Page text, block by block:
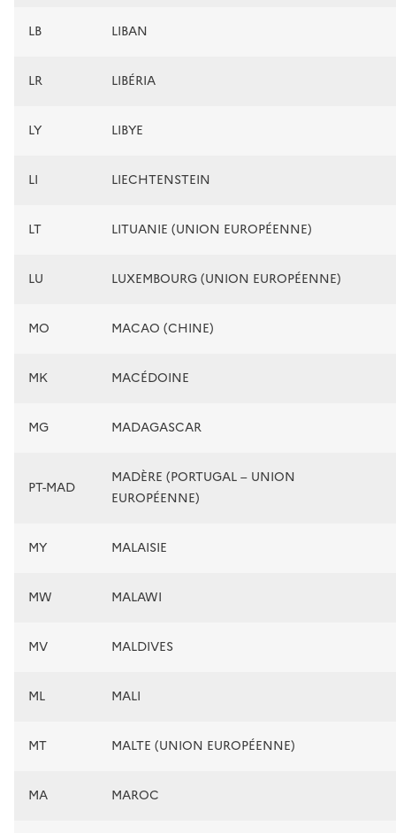
LB LIBAN
LR LIBÉRIA
LY LIBYE
LI LIECHTENSTEIN
LT LITUANIE (UNION EUROPÉENNE)
LU LUXEMBOURG (UNION EUROPÉENNE)
MO MACAO (CHINE)
MK MACÉDOINE
MG MADAGASCAR
PT-MAD
MADÈRE (PORTUGAL – UNION
EUROPÉENNE)
MY MALAISIE
MW MALAWI
MV MALDIVES
ML MALI
MT MALTE (UNION EUROPÉENNE)
MA MAROC